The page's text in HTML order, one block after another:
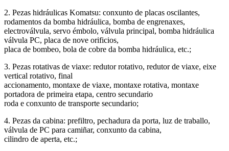
2. Pezas hidráulicas Komatsu: conxunto de placas oscilantes,
rodamentos da bomba hidráulica, bomba de engrenaxes,
electroválvula, servo émbolo, válvula principal, bomba hidráulica
válvula PC, placa de nove orificios,
placa de bombeo, bola de cobre da bomba hidráulica, etc.;
3. Pezas rotativas de viaxe: redutor rotativo, redutor de viaxe, eixe
vertical rotativo, final
accionamento, montaxe de viaxe, montaxe rotativa, montaxe
portadora de primeira etapa, centro secundario
roda e conxunto de transporte secundario;
4. Pezas da cabina: prefiltro, pechadura da porta, luz de traballo,
válvula de PC para camiñar, conxunto da cabina,
cilindro de aperta, etc.;